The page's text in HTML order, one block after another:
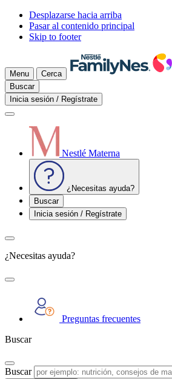
Desplazarse hacia arriba
Pasar al contenido principal
Skip to footer
Menu
Cerca
Buscar
Inicia sesión / Regístrate
Nestlé Materna
¿Necesitas ayuda?
Buscar
Inicia sesión / Regístrate
¿Necesitas ayuda?
Preguntas frecuentes
Buscar
Buscar